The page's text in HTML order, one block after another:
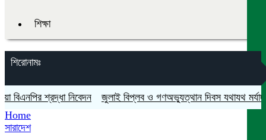
শিক্ষা
শিরোনামঃ
নিবেদন জুলাই বিপ্লব ও গণঅভ্যুত্থান দিবস যথাযথ মর্যাদায় শহীদদের
Home
সারাদেশ